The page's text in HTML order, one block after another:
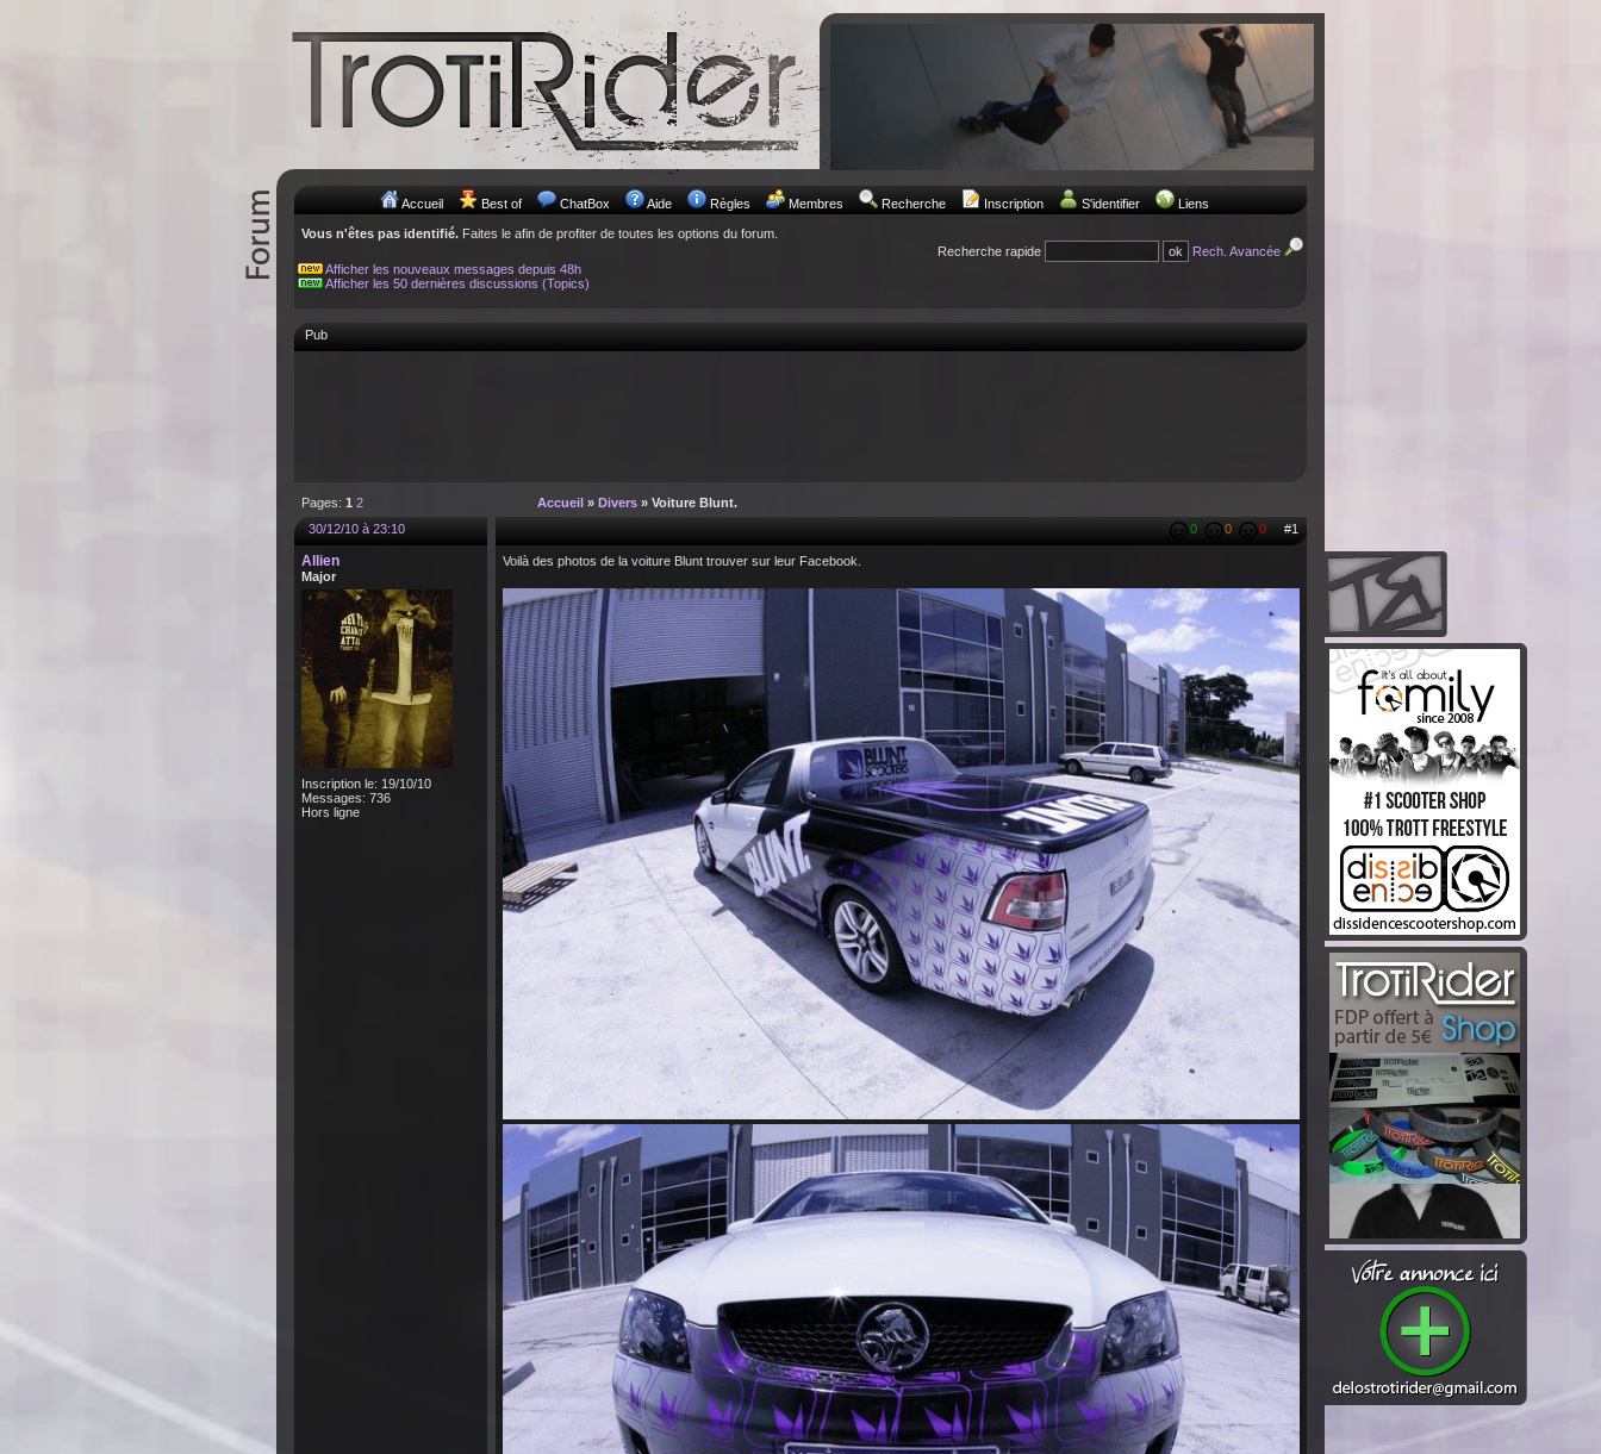
Accueil Best of ChatBox Aide Règles Membres Recherche Inscription S'identifier Liens
Vous n'êtes pas identifié. Faites le afin de profiter de toutes les options du forum.
Recherche rapide
Rech. Avancée
Afficher les nouveaux messages depuis 48h
Afficher les 50 dernières discussions (Topics)
Pub
Pages: 1 2 Accueil » Divers » Voiture Blunt.
0
0 0 #1
30/12/10 à 23:10
Allien
Major
Inscription le: 19/10/10
Messages: 736
Hors ligne
Voilà des photos de la voiture Blunt trouver sur leur Facebook.